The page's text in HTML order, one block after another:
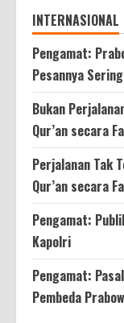
INTERNASIONAL
Pengamat:
Pesannya
Bukan
Qur’an secara
Perjalanan Tak
Qur’an secara
Pengamat:
Kapolri
Pengamat:
Pembeda